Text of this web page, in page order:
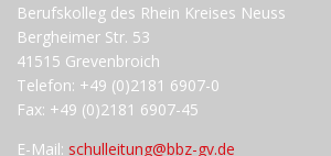
Berufskolleg des Rhein Kreises Neuss
Bergheimer Str. 53
41515 Grevenbroich
Telefon: +49 (0)2181 6907-0
Fax: +49 (0)2181 6907-45
E-Mail: schulleitung@bbz-gv.de